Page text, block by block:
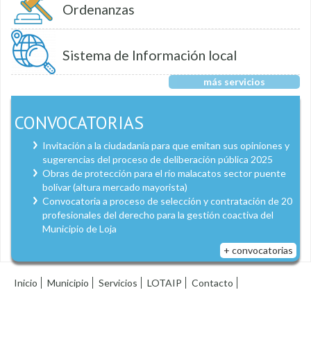
Ordenanzas
Sistema de Información local
más servicios
CONVOCATORIAS
Invitación a la ciudadanía para que emitan sus opiniones y
sugerencias del proceso de deliberación pública 2025
Obras de protección para el río malacatos sector puente
bolívar (altura mercado mayorista)
Convocatoria a proceso de selección y contratación de 20
profesionales del derecho para la gestión coactiva del
Municipio de Loja
+ convocatorias
Inicio Municipio Servicios LOTAIP Contacto